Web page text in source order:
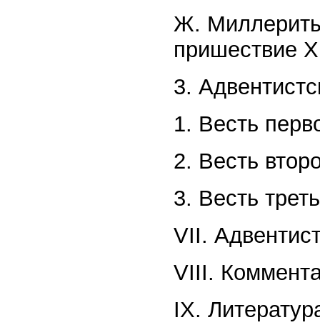
Ж.
пришествие
3.
1. Весть
2. Весть
3. Весть
VII.
VIII.
IX.